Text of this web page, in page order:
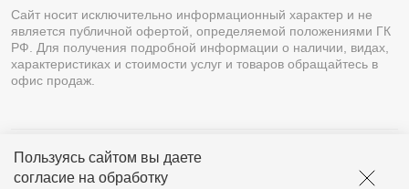
Пользуясь сайтом вы даете
согласие на обработку
Сайт носит исключительно информационный характер и не
является публичной офертой, определяемой положениями ГК
РФ. Для получения подробной информации о наличии, видах,
характеристиках и стоимости услуг и товаров обращайтесь в
офис продаж.
Разработка сайтаLukevium